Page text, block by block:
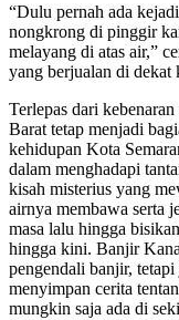
“Dulu pernah ada
nongkrong di pinggir
melayang di atas air,”
yang berjualan di dekat
Terlepas dari
Barat tetap menjadi
kehidupan Kota
dalam menghadapi
kisah misterius yang
airnya membawa serta
masa lalu hingga
hingga kini. Banjir
pengendali banjir,
menyimpan cerita
mungkin saja ada di